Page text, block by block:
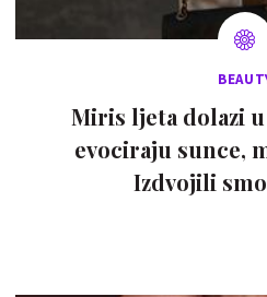
Miris ljeta dolazi
evociraju sunce,
Izdvojili